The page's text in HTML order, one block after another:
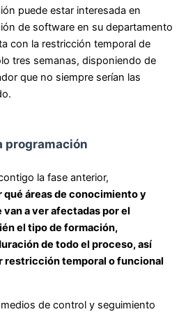
puede estar interesada en
de software en su departamento
con la restricción temporal de
tres semanas, disponiendo de
que no siempre serían las
programación
la fase anterior,
qué áreas de conocimiento y
a ver afectadas por el
el tipo de formación,
de todo el proceso, así
temporal o funcional
de control y seguimiento